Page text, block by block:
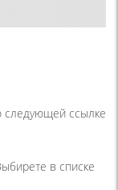
ссылке
в списке